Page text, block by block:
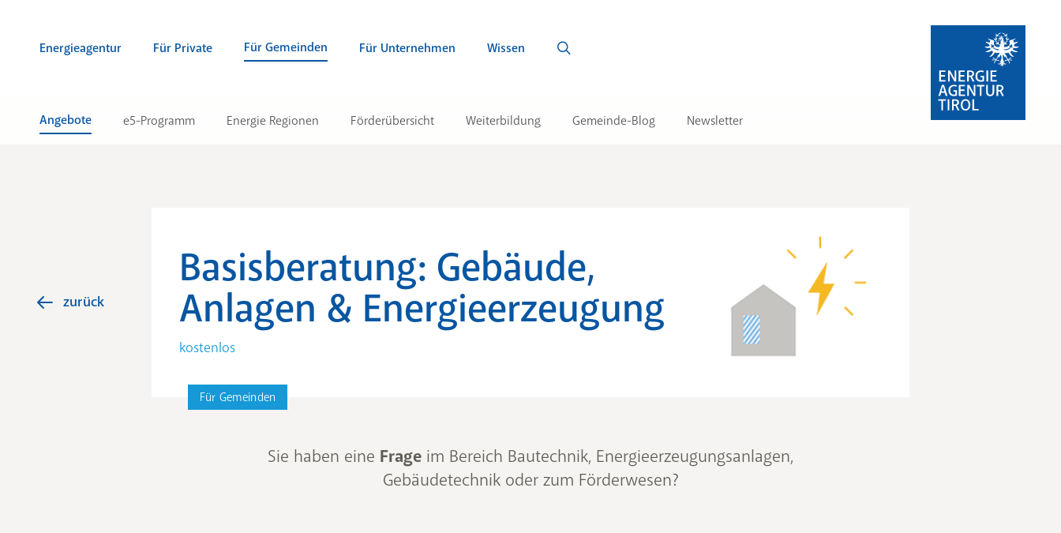
Energieagentur Für Private Für Gemeinden Für Unternehmen Wissen
Angebote e5-Programm Energie Regionen Förderübersicht Weiterbildung Gemeinde-Blog Newsletter
zurück
Basisberatung: Gebäude,
Anlagen & Energieerzeugung
kostenlos
Für Gemeinden
Sie haben eine Frage im Bereich Bautechnik, Energieerzeugungsanlagen,
Gebäudetechnik oder zum Förderwesen?